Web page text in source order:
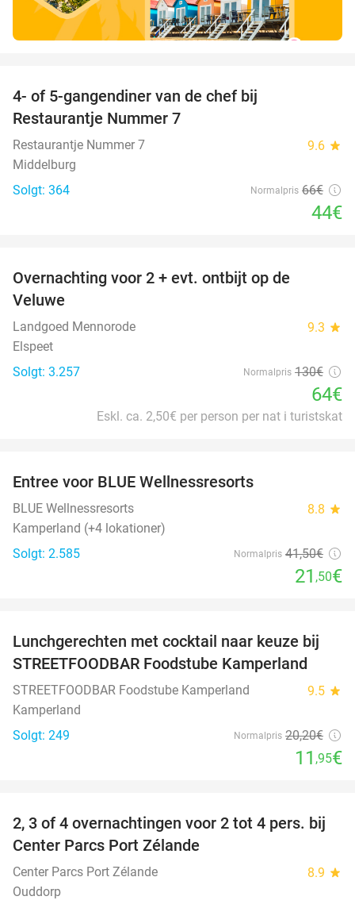
4- of 5-gangendiner van de chef bij
Restaurantje Nummer 7
Restaurantje Nummer 7 9.6 star
Middelburg
Solgt: 364
Normalpris 66€
44€
Overnachting voor 2 + evt. ontbijt op de
Veluwe
Landgoed Mennorode 9.3 star
Elspeet
Solgt: 3.257
Normalpris 130€
64€
Eskl. ca. 2,50€ per person per nat i turistskat
Entree voor BLUE Wellnessresorts
BLUE Wellnessresorts 8.8 star
Kamperland (+4 lokationer)
Solgt: 2.585
Normalpris 41,50€
21 ,50€
41%
Lunchgerechten met cocktail naar keuze bij
STREETFOODBAR Foodstube Kamperland
STREETFOODBAR Foodstube Kamperland 9.5 star
Kamperland
Solgt: 249
Normalpris 20,20€
11 ,95€
17%
2, 3 of 4 overnachtingen voor 2 tot 4 pers. bij
Center Parcs Port Zélande
Center Parcs Port Zélande 8.9 star
Ouddorp